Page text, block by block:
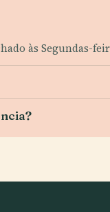
às Segundas-